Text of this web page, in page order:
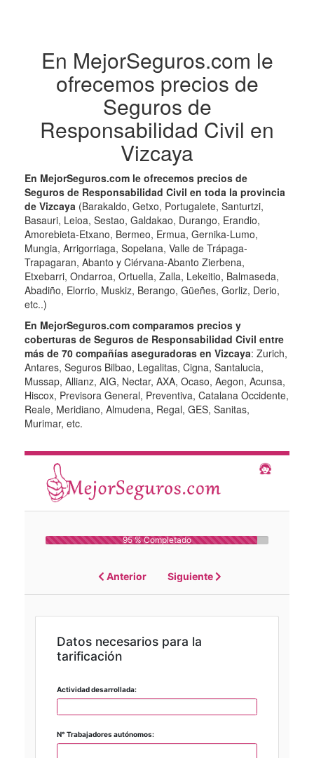
En MejorSeguros.com le
ofrecemos precios de
Seguros de
Responsabilidad Civil en
Vizcaya
En MejorSeguros.com le ofrecemos precios de
Seguros de Responsabilidad Civil en toda la provincia
de Vizcaya (Barakaldo, Getxo, Portugalete, Santurtzi,
Basauri, Leioa, Sestao, Galdakao, Durango, Erandio,
Amorebieta-Etxano, Bermeo, Ermua, Gernika-Lumo,
Mungia, Arrigorriaga, Sopelana, Valle de Trápaga-
Trapagaran, Abanto y Ciérvana-Abanto Zierbena,
Etxebarri, Ondarroa, Ortuella, Zalla, Lekeitio, Balmaseda,
Abadiño, Elorrio, Muskiz, Berango, Güeñes, Gorliz, Derio,
etc..)
En MejorSeguros.com comparamos precios y
coberturas de Seguros de Responsabilidad Civil entre
más de 70 compañías aseguradoras en Vizcaya: Zurich,
Antares, Seguros Bilbao, Legalitas, Cigna, Santalucia,
Mussap, Allianz, AIG, Nectar, AXA, Ocaso, Aegon, Acunsa,
Hiscox, Previsora General, Preventiva, Catalana Occidente,
Reale, Meridiano, Almudena, Regal, GES, Sanitas,
Murimar, etc.
Anterior
95 % Completado
Siguiente
Datos necesarios para la
tarificación
Actividad desarrollada:
N° Trabajadores autónomos: